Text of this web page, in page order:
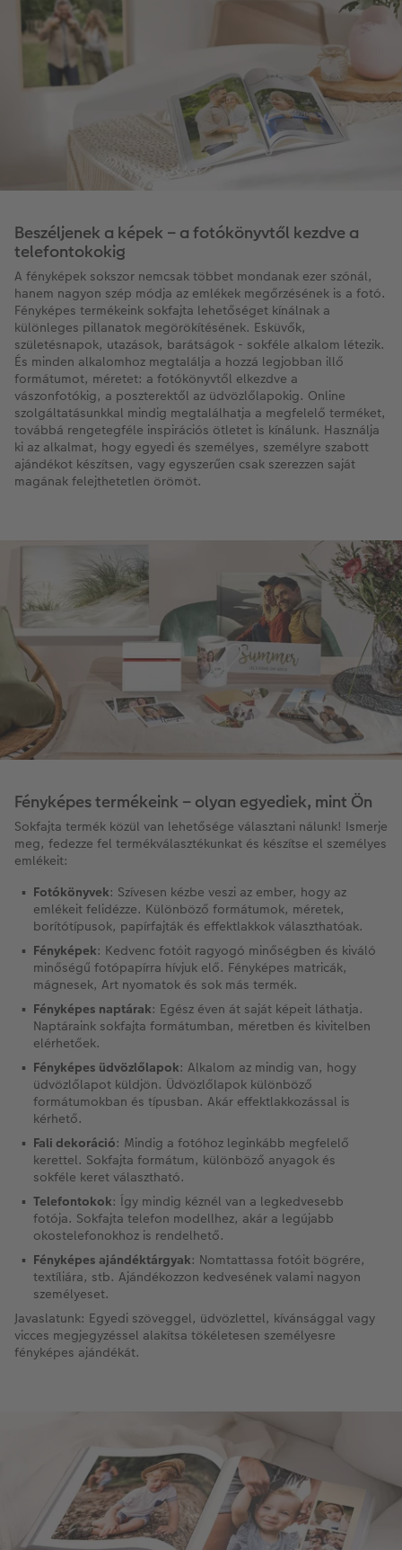
Beszéljenek a képek – a fotókönyvtől kezdve a
telefontokokig
A fényképek sokszor nemcsak többet mondanak ezer szónál,
hanem nagyon szép módja az emlékek megőrzésének is a fotó.
Fényképes termékeink sokfajta lehetőséget kínálnak a
különleges pillanatok megörökítésének. Esküvők,
születésnapok, utazások, barátságok - sokféle alkalom létezik.
És minden alkalomhoz megtalálja a hozzá legjobban illő
formátumot, méretet: a fotókönyvtől elkezdve a
vászonfotókig, a poszterektől az üdvözlőlapokig. Online
szolgáltatásunkkal mindig megtalálhatja a megfelelő terméket,
továbbá rengetegféle inspirációs ötletet is kínálunk. Használja
ki az alkalmat, hogy egyedi és személyes, személyre szabott
ajándékot készítsen, vagy egyszerűen csak szerezzen saját
magának felejthetetlen örömöt.
Fényképes termékeink – olyan egyediek, mint Ön
Sokfajta termék közül van lehetősége választani nálunk! Ismerje
meg, fedezze fel termékválasztékunkat és készítse el személyes
emlékeit:
Fotókönyvek: Szívesen kézbe veszi az ember, hogy az
emlékeit felidézze. Különböző formátumok, méretek,
borítótípusok, papírfajták és effektlakkok választhatóak.
Fényképek: Kedvenc fotóit ragyogó minőségben és kiváló
minőségű fotópapírra hívjuk elő. Fényképes matricák,
mágnesek, Art nyomatok és sok más termék.
Fényképes naptárak: Egész éven át saját képeit láthatja.
Naptáraink sokfajta formátumban, méretben és kivitelben
elérhetőek.
Fényképes üdvözlőlapok: Alkalom az mindig van, hogy
üdvözlőlapot küldjön. Üdvözlőlapok különböző
formátumokban és típusban. Akár effektlakkozással is
kérhető.
Fali dekoráció: Mindig a fotóhoz leginkább megfelelő
kerettel. Sokfajta formátum, különböző anyagok és
sokféle keret választható.
Telefontokok: Így mindig kéznél van a legkedvesebb
fotója. Sokfajta telefon modellhez, akár a legújabb
okostelefonokhoz is rendelhető.
Fényképes ajándéktárgyak: Nomtattassa fotóit bögrére,
textíliára, stb. Ajándékozzon kedvesének valami nagyon
személyeset.
Javaslatunk: Egyedi szöveggel, üdvözlettel, kívánsággal vagy
vicces megjegyzéssel alakítsa tökéletesen személyesre
fényképes ajándékát.